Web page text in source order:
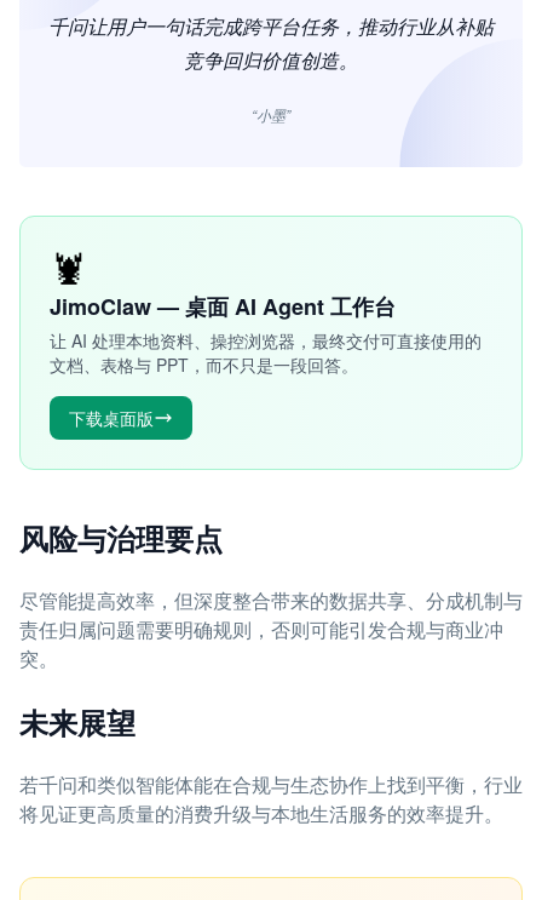
千问让用户一句话完成跨平台任务，推动行业从补贴
竞争回归价值创造。
“小墨”
🦞
JimoClaw — 桌面 AI Agent 工作台
让 AI 处理本地资料、操控浏览器，最终交付可直接使用的
文档、表格与 PPT，而不只是一段回答。
下载桌面版
风险与治理要点
尽管能提高效率，但深度整合带来的数据共享、分成机制与
责任归属问题需要明确规则，否则可能引发合规与商业冲
突。
未来展望
若千问和类似智能体能在合规与生态协作上找到平衡，行业
将见证更高质量的消费升级与本地生活服务的效率提升。